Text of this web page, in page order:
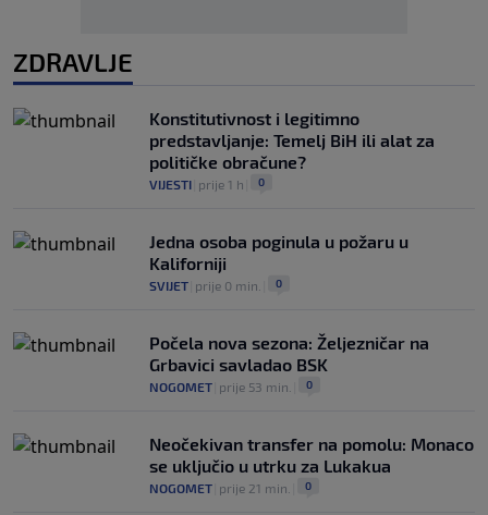
ZDRAVLJE
Konstitutivnost i legitimno
predstavljanje: Temelj BiH ili alat za
političke obračune?
VIJESTI prije 1 h 0
Jedna osoba poginula u požaru u
Kaliforniji
SVIJET prije 0 min. 0
Počela nova sezona: Željezničar na
Grbavici savladao BSK
NOGOMET prije 53 min. 0
Neočekivan transfer na pomolu: Monaco
se uključio u utrku za Lukakua
NOGOMET prije 21 min. 0